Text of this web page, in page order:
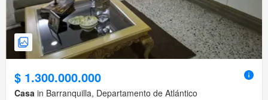
$ 1.300.000.000
Casa in Barranquilla, Departamento de Atlántico